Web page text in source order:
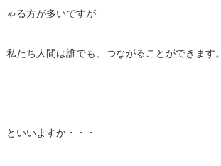
ゃる方が多いですが
私たち人間は誰でも、つながることができます。
といいますか・・・